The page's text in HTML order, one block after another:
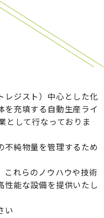
レジスト）中心とした化
充填する自動生産ライ
として行なっておりま
純物量を管理するため
これらのノウハウや技術
性能な設備を提供いたし
い